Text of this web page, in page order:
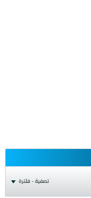
تصفية - فلترة